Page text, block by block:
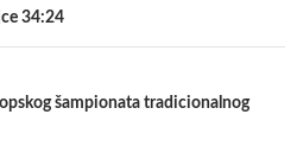
34:24
šampionata tradicionalnog